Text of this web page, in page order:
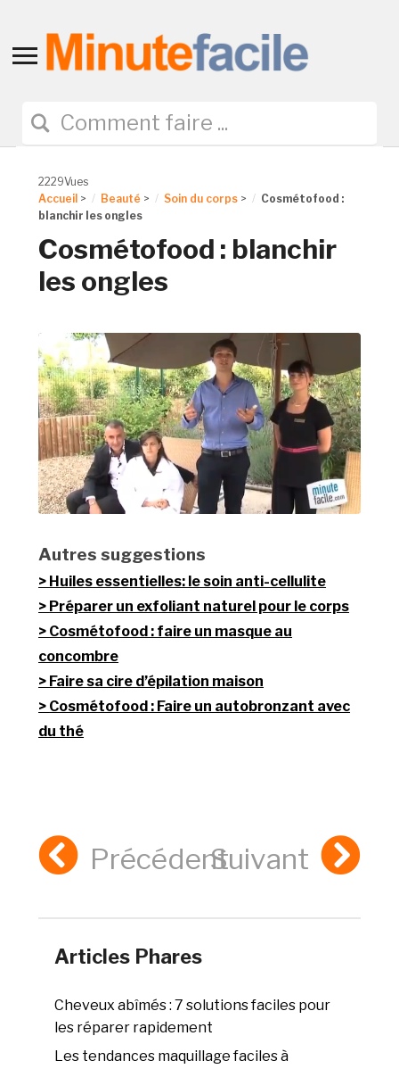
Toggle
navigation
2229Vues
Accueil > Beauté > Soin du corps >
Cosmétofood :
blanchir les ongles
Cosmétofood : blanchir
les ongles
Autres suggestions
Huiles essentielles: le soin anti-cellulite
Préparer un exfoliant naturel pour le corps
Cosmétofood : faire un masque au
concombre
Faire sa cire d’épilation maison
Cosmétofood : Faire un autobronzant avec
du thé
PrécédentSuivant
Articles Phares
Cheveux abîmés : 7 solutions faciles pour
les réparer rapidement
Les tendances maquillage faciles à